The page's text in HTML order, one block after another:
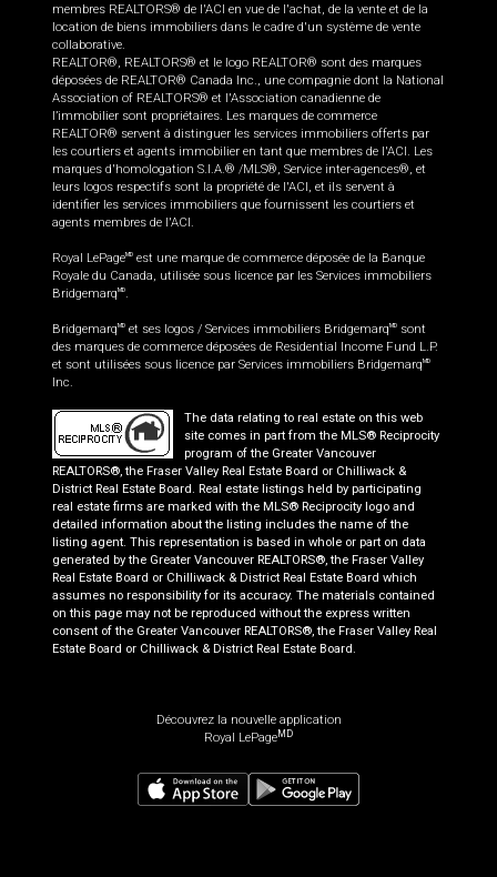
membres REALTORS® de l'ACI en vue de l'achat, de la vente et de la
location de biens immobiliers dans le cadre d'un système de vente
collaborative.
REALTOR®, REALTORS® et le logo REALTOR® sont des marques
déposées de REALTOR® Canada Inc., une compagnie dont la National
Association of REALTORS® et l'Association canadienne de
l’immobilier sont propriétaires. Les marques de commerce
REALTOR® servent à distinguer les services immobiliers offerts par
les courtiers et agents immobilier en tant que membres de l'ACI. Les
marques d'homologation S.I.A.® /MLS®, Service inter-agences®, et
leurs logos respectifs sont la propriété de l'ACI, et ils servent à
identifier les services immobiliers que fournissent les courtiers et
agents membres de l'ACI.
Royal LePageMD est une marque de commerce déposée de la Banque
Royale du Canada, utilisée sous licence par les Services immobiliers
BridgemarqMD.
BridgemarqMD et ses logos / Services immobiliers BridgemarqMD
sont
des marques de commerce déposées de Residential Income Fund L.P.
et sont utilisées sous licence par Services immobiliers BridgemarqMD
Inc.
The data relating to real estate on this web
site comes in part from the MLS® Reciprocity
program of the Greater Vancouver
REALTORS®, the Fraser Valley Real Estate Board or Chilliwack &
District Real Estate Board. Real estate listings held by participating
real estate firms are marked with the MLS® Reciprocity logo and
detailed information about the listing includes the name of the
listing agent. This representation is based in whole or part on data
generated by the Greater Vancouver REALTORS®, the Fraser Valley
Real Estate Board or Chilliwack & District Real Estate Board which
assumes no responsibility for its accuracy. The materials contained
on this page may not be reproduced without the express written
consent of the Greater Vancouver REALTORS®, the Fraser Valley Real
Estate Board or Chilliwack & District Real Estate Board.
Découvrez la nouvelle application
Royal LePageMD